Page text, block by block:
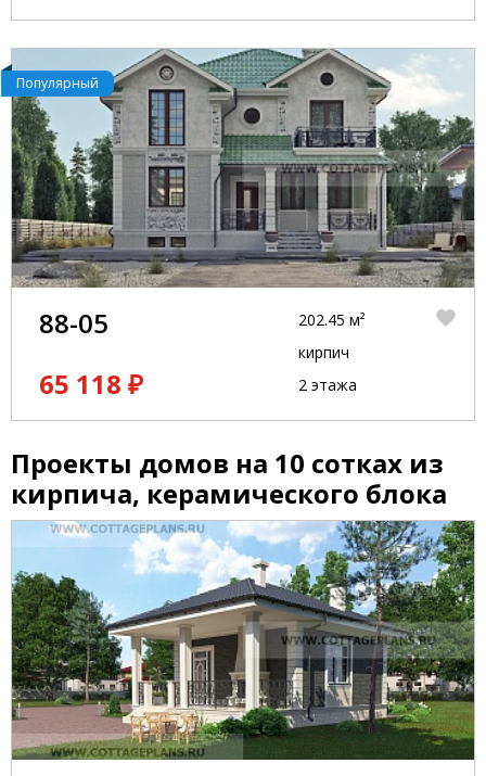
Популярный
88-05
65 118 ₽
202.45 м²
кирпич
2 этажа
Проекты домов на 10 сотках из
кирпича, керамического блока